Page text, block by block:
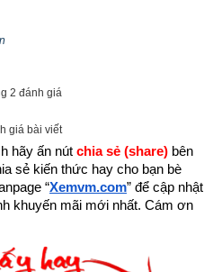
nhỏ bé lan truyền những thông
về cuộc sống, tình yêu nhằm
bế tắc trong cuộc sống trở
dậy tinh thần, vượt qua nghịch
ước mơ, đạt được thành công
tâm hồn
2 đánh giá
giá bài viết
hãy ấn nút chia sẻ (share) bên
sẻ kiến thức hay cho bạn bè
“Xemvm.com” để cập nhật
khuyến mãi mới nhất. Cám ơn